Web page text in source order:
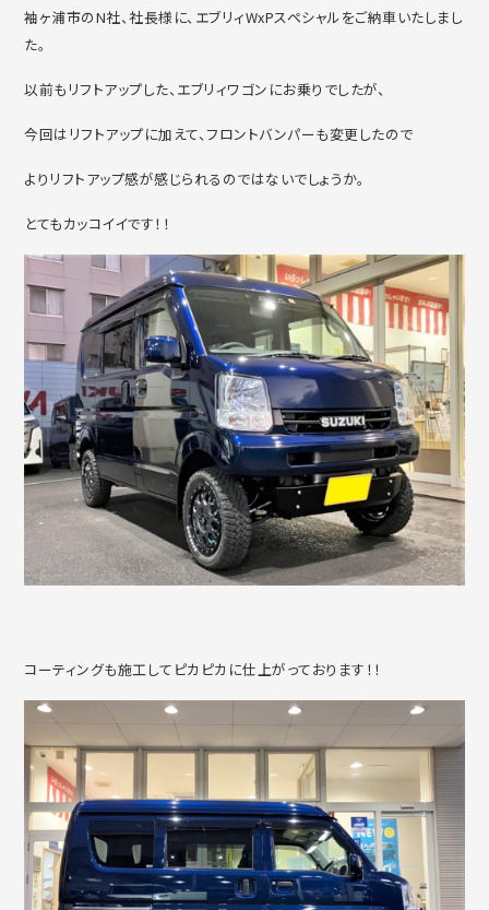
袖ヶ浦市のN社、社長様に、エブリィWxPスペシャルをご納車いたしまし
た。
以前もリフトアップした、エブリィワゴンにお乗りでしたが、
今回はリフトアップに加えて、フロントバンパーも変更したので
よりリフトアップ感が感じられるのではないでしょうか。
とてもカッコイイです！！
コーティングも施工してピカピカに仕上がっております！！